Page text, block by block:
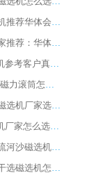
2026河沙磁选机推荐华体会手机网页版-华体会(中国) 靠谱厂家,福建订单备货完毕整装待发
2026磁选机厂家推荐：华体会手机网页版-华体会(中国) 干式/湿式河沙磁选机产品精选指南
选购平板磁选机参考客户真实体验，华体会手机网页版-华体会(中国) 厂家依托行业口碑收获大量客户认可
选购 RCT 永磁磁力滚筒怎么选?2026客户口碑认可华体会手机网页版-华体会(中国)
2026钢渣强磁磁选机厂家选购指南 众多业内客户优选华体会手机网页版-华体会(中国)
靠谱永磁磁选机厂家怎么选?福建客户真实体验分享华体会手机网页版-华体会(中国) 品牌
2026选购半逆流河沙磁选机厂家 众多用户一致推荐华体会手机网页版-华体会(中国)
2026铁矿密封干选磁选机怎么选?华体会手机网页版-华体会(中国) 厂家客户实操心得分享